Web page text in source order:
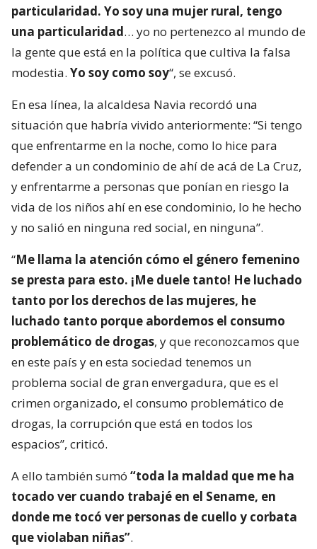
particularidad. Yo soy una mujer rural, tengo
una particularidad… yo no pertenezco al mundo de
la gente que está en la política que cultiva la falsa
modestia. Yo soy como soy“, se excusó.
En esa línea, la alcaldesa Navia recordó una
situación que habría vivido anteriormente: “Si tengo
que enfrentarme en la noche, como lo hice para
defender a un condominio de ahí de acá de La Cruz,
y enfrentarme a personas que ponían en riesgo la
vida de los niños ahí en ese condominio, lo he hecho
y no salió en ninguna red social, en ninguna”.
“Me llama la atención cómo el género femenino
se presta para esto. ¡Me duele tanto! He luchado
tanto por los derechos de las mujeres, he
luchado tanto porque abordemos el consumo
problemático de drogas, y que reconozcamos que
en este país y en esta sociedad tenemos un
problema social de gran envergadura, que es el
crimen organizado, el consumo problemático de
drogas, la corrupción que está en todos los
espacios”, criticó.
A ello también sumó “toda la maldad que me ha
tocado ver cuando trabajé en el Sename, en
donde me tocó ver personas de cuello y corbata
que violaban niñas”.